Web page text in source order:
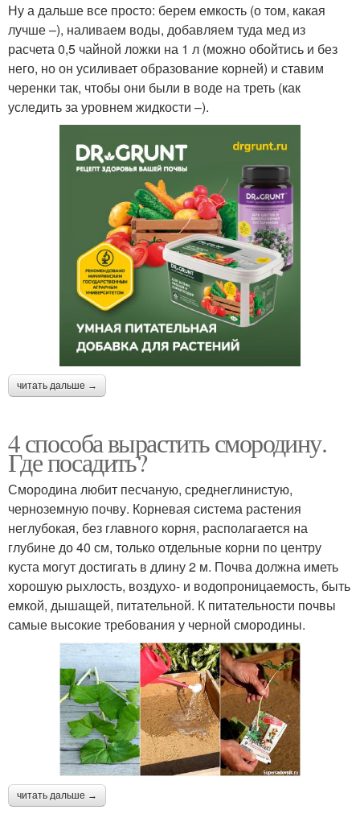
Ну а дальше все просто: берем емкость (о том, какая
лучше –), наливаем воды, добавляем туда мед из
расчета 0,5 чайной ложки на 1 л (можно обойтись и без
него, но он усиливает образование корней) и ставим
черенки так, чтобы они были в воде на треть (как
уследить за уровнем жидкости –).
читать дальше →
4 способа вырастить смородину.
Где посадить?
Смородина любит песчаную, среднеглинистую,
черноземную почву. Корневая система растения
неглубокая, без главного корня, располагается на
глубине до 40 см, только отдельные корни по центру
куста могут достигать в длину 2 м. Почва должна иметь
хорошую рыхлость, воздухо- и водопроницаемость, быть
емкой, дышащей, питательной. К питательности почвы
самые высокие требования у черной смородины.
читать дальше →